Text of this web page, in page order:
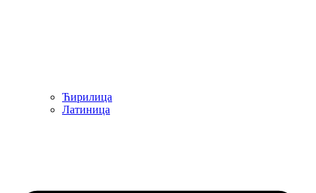
Ћирилица
Латиница